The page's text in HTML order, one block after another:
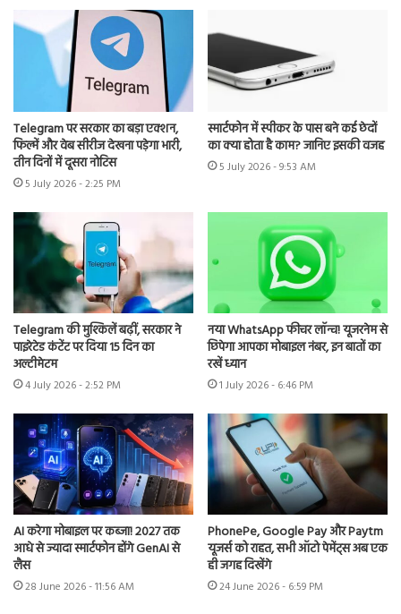
Telegram पर सरकार का बड़ा एक्शन,
फिल्में और वेब सीरीज देखना पड़ेगा भारी,
तीन दिनों में दूसरा नोटिस
5 July 2026 - 2:25 PM
स्मार्टफोन में स्पीकर के पास बने कई छेदों
का क्या होता है काम? जानिए इसकी वजह
5 July 2026 - 9:53 AM
Telegram की मुश्किलें बढ़ीं, सरकार ने
पाइरेटेड कंटेंट पर दिया 15 दिन का
अल्टीमेटम
4 July 2026 - 2:52 PM
नया WhatsApp फीचर लॉन्च! यूजरनेम से
छिपेगा आपका मोबाइल नंबर, इन बातों का
रखें ध्यान
1 July 2026 - 6:46 PM
AI करेगा मोबाइल पर कब्जा! 2027 तक
आधे से ज्यादा स्मार्टफोन होंगे GenAI से
लैस
28 June 2026 - 11:56 AM
PhonePe, Google Pay और Paytm
यूजर्स को राहत, सभी ऑटो पेमेंट्स अब एक
ही जगह दिखेंगे
24 June 2026 - 6:59 PM